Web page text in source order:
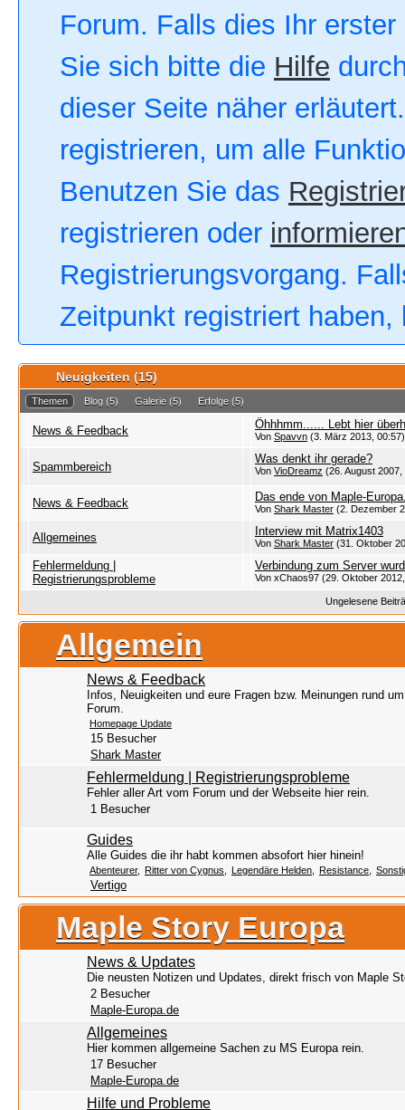
Forum. Falls dies Ihr
Sie sich bitte die Hilfe
dieser Seite näher
registrieren, um alle
Benutzen Sie das
registrieren oder
Registrierungsvorgang.
Zeitpunkt registriert
Neuigkeiten (15)
Themen Blog (5) Galerie (5) Erfolge (5)
News & Feedback Öhhhmm...... Lebt hier
Von Spavvn (3. März 2013, 00:57)
Spammbereich
Was denkt ihr gerade?
Von VioDreamz (26. August 2007,
News & Feedback Das ende von Maple-
Von Shark Master (2. Dezember
Allgemeines Interview mit Matrix1403
Von Shark Master (31. Oktober
Fehlermeldung |
Registrierungsprobleme
Verbindung zum Server
Von xChaos97 (29. Oktober
Ungelesene
Allgemein
News & Feedback
Infos, Neuigkeiten und eure Fragen bzw. Meinungen rund
Forum.
Homepage Update
15 Besucher
Shark Master
Fehlermeldung | Registrierungsprobleme
Fehler aller Art vom Forum und der Webseite hier rein.
1 Besucher
Guides
Alle Guides die ihr habt kommen absofort hier hinein!
Abenteurer Ritter von Cygnus Legendäre Helden Resistance
Vertigo
Maple Story Europa
News & Updates
Die neusten Notizen und Updates, direkt frisch von Maple
2 Besucher
Maple-Europa.de
Allgemeines
Hier kommen allgemeine Sachen zu MS Europa rein.
17 Besucher
Maple-Europa.de
Hilfe und Probleme